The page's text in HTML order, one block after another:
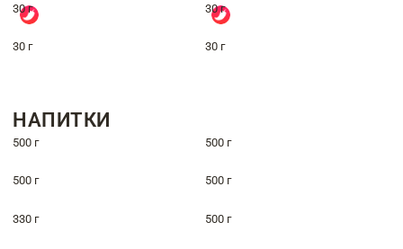
30 г 30 г
30 г 30 г
НАПИТКИ
500 г 500 г
500 г 500 г
330 г 500 г